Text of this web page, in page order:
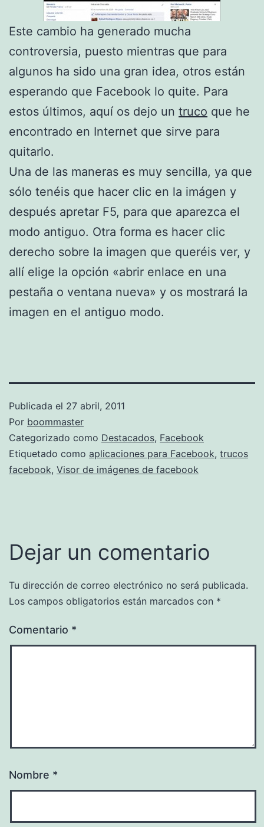
Este cambio ha generado mucha
controversia, puesto mientras que para
algunos ha sido una gran idea, otros están
esperando que Facebook lo quite. Para
estos últimos, aquí os dejo un truco que he
encontrado en Internet que sirve para
quitarlo.
Una de las maneras es muy sencilla, ya que
sólo tenéis que hacer clic en la imágen y
después apretar F5, para que aparezca el
modo antiguo. Otra forma es hacer clic
derecho sobre la imagen que queréis ver, y
allí elige la opción «abrir enlace en una
pestaña o ventana nueva» y os mostrará la
imagen en el antiguo modo.
Publicada el 27 abril, 2011
Por boommaster
Categorizado como Destacados, Facebook
Etiquetado como aplicaciones para Facebook, trucos
facebook, Visor de imágenes de facebook
Dejar un comentario
Tu dirección de correo electrónico no será publicada.
Los campos obligatorios están marcados con *
Comentario *
Nombre *